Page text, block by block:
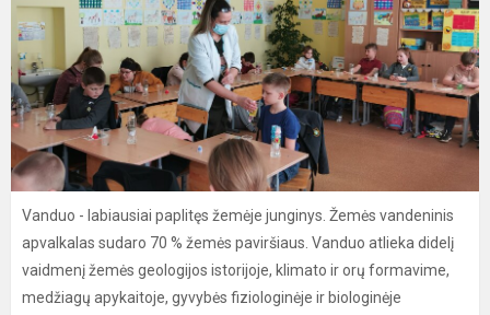
Vanduo - labiausiai paplitęs žemėje junginys. Žemės vandeninis
apvalkalas sudaro 70 % žemės paviršiaus. Vanduo atlieka didelį
vaidmenį žemės geologijos istorijoje, klimato ir orų formavime,
medžiagų apykaitoje, gyvybės fiziologinėje ir biologinėje